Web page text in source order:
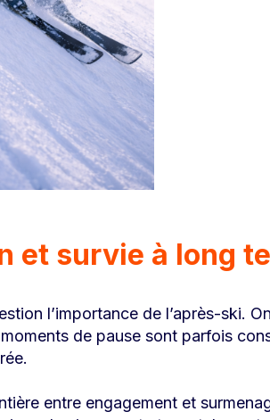
et survie à long
l’importance de l’après-ski.
de pause sont parfois
entre engagement et